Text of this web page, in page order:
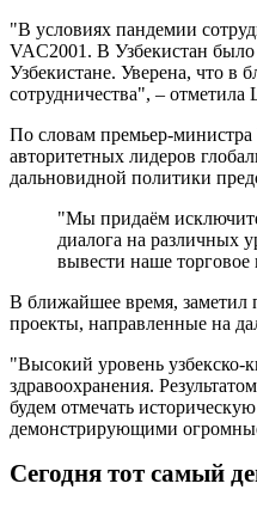
"В условиях пандемии
VAC2001. В Узбекистан
Узбекистане. Уверена, что в
сотрудничества", – отметила
По словам премьер-
авторитетных лидеров
дальновидной политики
"Мы придаём
диалога на различных
вывести наше торговое
В ближайшее время, заметил
проекты, направленные на
"Высокий уровень узбекско-
здравоохранения.
будем отмечать
демонстрирующими огромные
Сегодня тот самый